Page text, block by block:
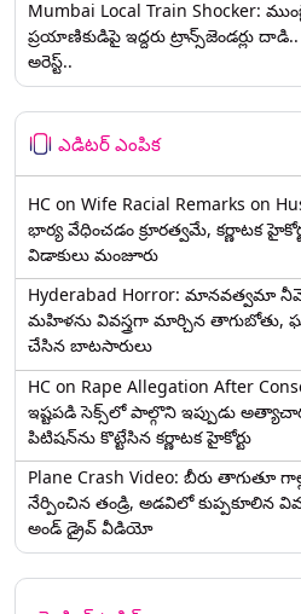
Mumbai Local Train Shocker:
ప్రయాణికుడిపై ఇద్దరు ట్రాన్స్‌జెండర్లు
అరెస్ట్..
ఎడిటర్ ఎంపిక
HC on Wife Racial Remarks on
భార్య వేధించ‌డం క్రూర‌త్వ‌మే, కర్ణాటక
విడాకులు మంజూరు
Hyderabad Horror: మానవత్వమా
మహిళను వివస్త్రగా మార్చిన
చేసిన బాటసారులు
HC on Rape Allegation After
ఇష్టపడి సెక్స్‌లో పాల్గొని ఇప్పుడు
పిటిషన్‌ను కొట్టేసిన కర్ణాటక హైకోర్టు
Plane Crash Video: బీరు తాగుతూ
నేర్పించిన తండ్రి, అడవిలో కుప్పకూలిన
అండ్ డ్రైవ్ వీడియో